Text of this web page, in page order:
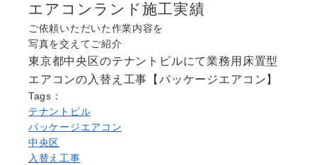
よくある質問
Question
Contact us
電話問い合わせはこちら
エアコンランド施工実績
ご依頼いただいた作業内容を
写真を交えてご紹介
東京都中央区のテナントビルにて業務用床置型
エアコンの入替え工事【パッケージエアコン】
Tags：
テナントビル
パッケージエアコン
中央区
入替え工事